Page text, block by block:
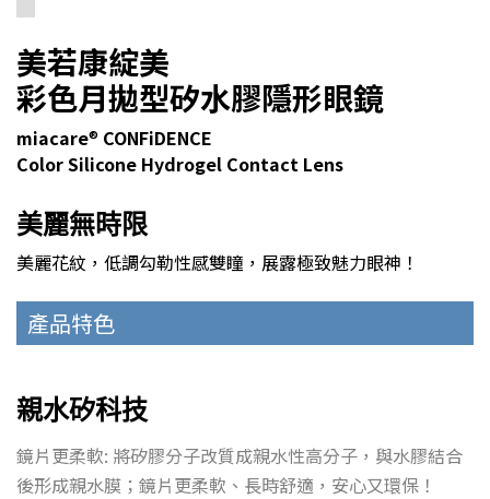
美若康綻美
彩色月拋型矽水膠隱形眼鏡
miacare® CONFiDENCE
Color Silicone Hydrogel Contact Lens
美麗無時限
美麗花紋，低調勾勒性感雙瞳，展露極致魅力眼神！
產品特色
親水矽科技
鏡片更柔軟: 將矽膠分子改質成親水性高分子，與水膠結合
後形成親水膜；鏡片更柔軟、長時舒適，安心又環保！